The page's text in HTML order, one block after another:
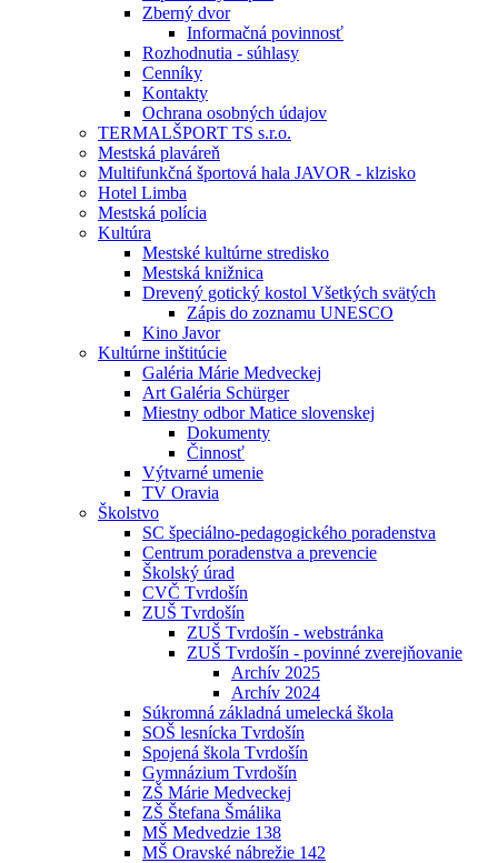
Zberný dvor
Informačná povinnosť
Rozhodnutia - súhlasy
Cenníky
Kontakty
Ochrana osobných údajov
TERMALŠPORT TS s.r.o.
Mestská plaváreň
Multifunkčná športová hala JAVOR - klzisko
Hotel Limba
Mestská polícia
Kultúra
Mestské kultúrne stredisko
Mestská knižnica
Drevený gotický kostol Všetkých svätých
Zápis do zoznamu UNESCO
Kino Javor
Kultúrne inštitúcie
Galéria Márie Medveckej
Art Galéria Schürger
Miestny odbor Matice slovenskej
Dokumenty
Činnosť
Výtvarné umenie
TV Oravia
Školstvo
SC špeciálno-pedagogického poradenstva
Centrum poradenstva a prevencie
Školský úrad
CVČ Tvrdošín
ZUŠ Tvrdošín
ZUŠ Tvrdošín - webstránka
ZUŠ Tvrdošín - povinné zverejňovanie
Archív 2025
Archív 2024
Súkromná základná umelecká škola
SOŠ lesnícka Tvrdošín
Spojená škola Tvrdošín
Gymnázium Tvrdošín
ZŠ Márie Medveckej
ZŠ Štefana Šmálika
MŠ Medvedzie 138
MŠ Oravské nábrežie 142